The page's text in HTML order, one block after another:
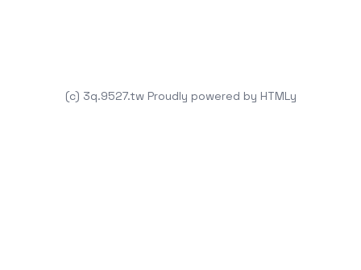
(c) 3q.9527.tw Proudly powered by HTMLy